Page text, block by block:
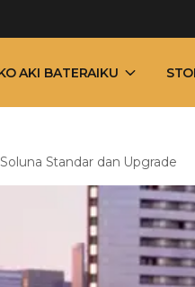
AKI BATERAIKU
Standar dan Upgrade